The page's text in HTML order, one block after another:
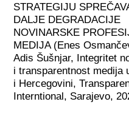
STRATEGIJU
DALJE DEGRADACIJE
NOVINARSKE
MEDIJA (Enes
Adis Šušnjar, Integritet
i transparentnost medija
i Hercegovini,
Interntional, Sarajevo,